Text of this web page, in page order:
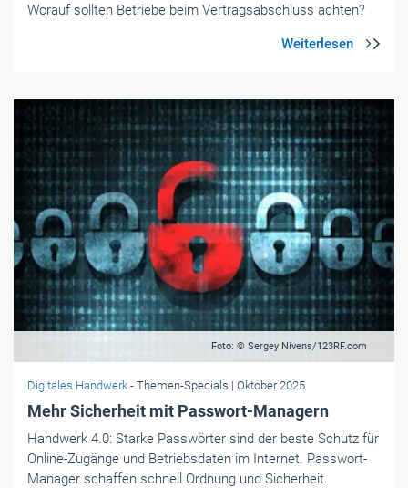
Worauf sollten Betriebe beim Vertragsabschluss achten?
Foto: © Sergey Nivens/123RF.com
Digitales Handwerk - Themen-Specials | Oktober 2025
Mehr Sicherheit mit Passwort-Managern
Handwerk 4.0: Starke Passwörter sind der beste Schutz für
Online-Zugänge und Betriebsdaten im Internet. Passwort-
Manager schaffen schnell Ordnung und Sicherheit.